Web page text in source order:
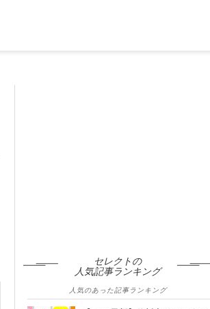
セレクトの
人気記事ランキング
人気のあった記事ランキング